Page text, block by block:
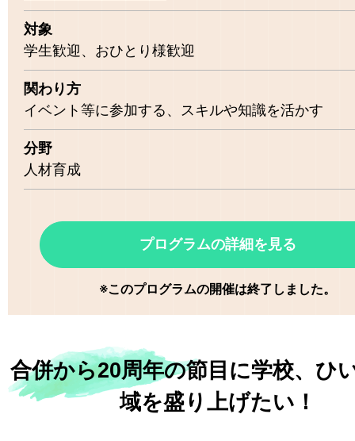
対象
学生歓迎
おひとり様歓迎
関わり方
イベント等に参加する
スキルや知識を活かす
分野
人材育成
プログラムの詳細を見る
※このプログラムの開催は終了しました。
合併から20周年の節目に学校、ひ
域を盛り上げたい！